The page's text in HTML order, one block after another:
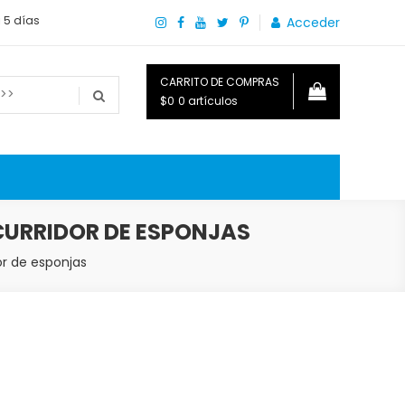
5 días Acceder
CARRITO DE COMPRAS
$0 0 artículos
DE ESPONJAS
de esponjas